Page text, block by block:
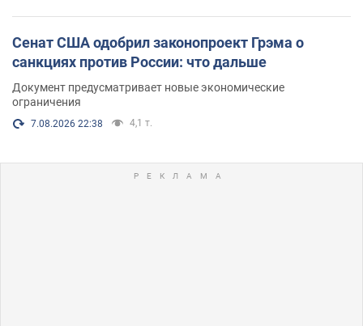
Сенат США одобрил законопроект Грэма о
санкциях против России: что дальше
Документ предусматривает новые экономические
ограничения
7.08.2026 22:38 4,1 т.